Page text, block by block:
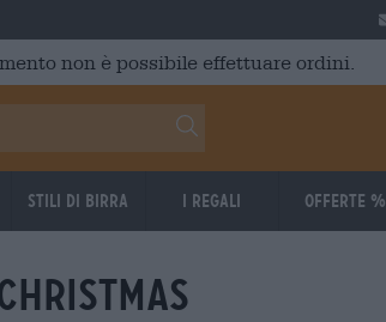
non è possibile effettuare ordini.
Stili di birra I regali Offerte %